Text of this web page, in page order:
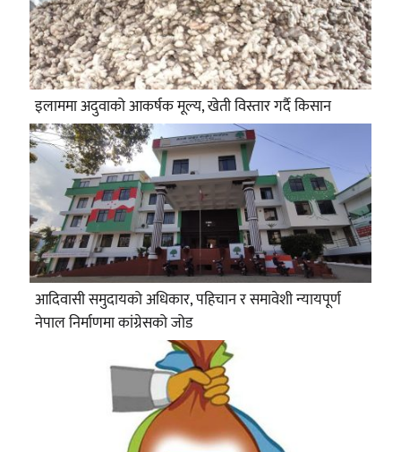
इलाममा अदुवाको आकर्षक मूल्य, खेती विस्तार गर्दै किसान
आदिवासी समुदायको अधिकार, पहिचान र समावेशी न्यायपूर्ण
नेपाल निर्माणमा कांग्रेसको जोड